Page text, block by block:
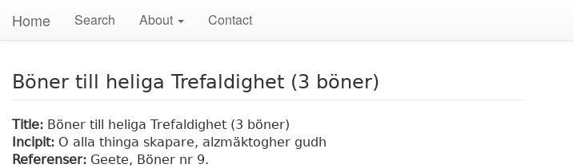
Home Search About Contact
Böner till heliga Trefaldighet (3 böner)
Title: Böner till heliga Trefaldighet (3 böner)
Incipit: O alla thinga skapare, alzmäktogher gudh
Referenser: Geete, Böner nr 9.